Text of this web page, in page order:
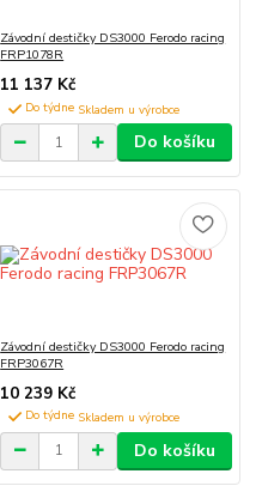
Závodní destičky DS3000 Ferodo racing
FRP1078R
11 137 Kč
Do týdne
Do košíku
Závodní destičky DS3000 Ferodo racing
FRP3067R
10 239 Kč
Do týdne
Do košíku